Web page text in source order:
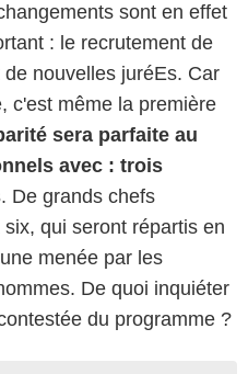
sont en effet
: le recrutement de
nouvelles juréEs. Car
c'est même la première
sera parfaite au
avec : trois
. De grands chefs
qui seront répartis en
menée par les
De quoi inquiéter
du programme ?